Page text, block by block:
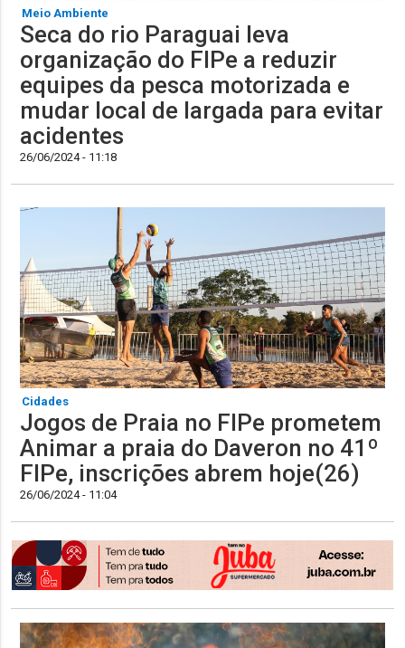
Meio Ambiente
Seca do rio Paraguai leva
organização do FIPe a reduzir
equipes da pesca motorizada e
mudar local de largada para evitar
acidentes
26/06/2024 - 11:18
Cidades
Jogos de Praia no FIPe prometem
Animar a praia do Daveron no 41º
FIPe, inscrições abrem hoje(26)
26/06/2024 - 11:04